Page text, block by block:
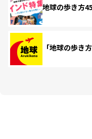
地球の歩き方
「地球の歩き